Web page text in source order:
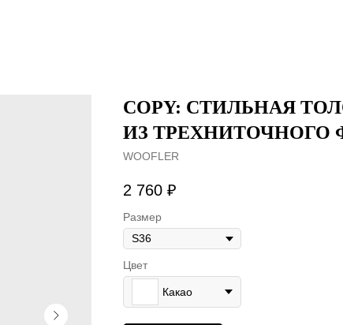
COPY: СТИЛЬНАЯ
ИЗ ТРЕХНИТОЧНОГО
WOOFLER
2 760 ₽
Размер
Цвет
Какао